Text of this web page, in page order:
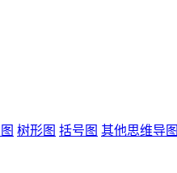
树形图 括号图 其他思维导图